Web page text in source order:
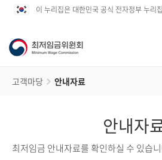
이 누리집은 대한민국 공식 전자정부 누리
고객마당 안내자료
안내자
최저임금 안내자료를 확인하실 수 있습